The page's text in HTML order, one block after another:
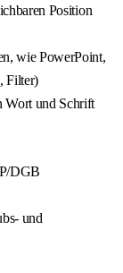
Position
wie PowerPoint,
Filter)
Wort und Schrift
DGB
und